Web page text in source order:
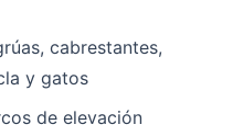
cabrestantes,
y gatos
de elevación